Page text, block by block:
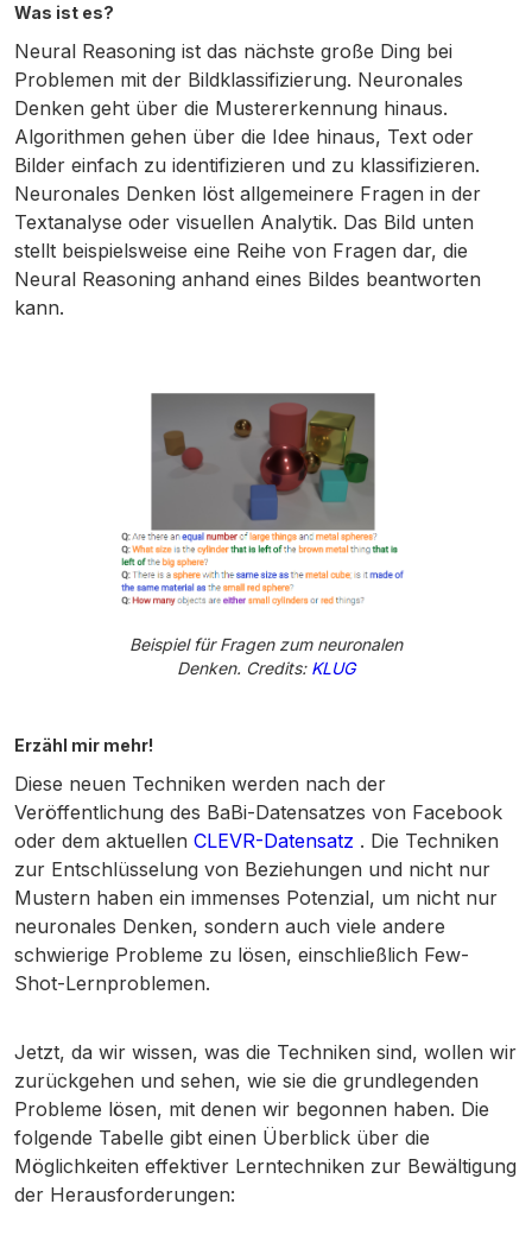
Was ist es?
Neural Reasoning ist das nächste große Ding bei
Problemen mit der Bildklassifizierung. Neuronales
Denken geht über die Mustererkennung hinaus.
Algorithmen gehen über die Idee hinaus, Text oder
Bilder einfach zu identifizieren und zu klassifizieren.
Neuronales Denken löst allgemeinere Fragen in der
Textanalyse oder visuellen Analytik. Das Bild unten
stellt beispielsweise eine Reihe von Fragen dar, die
Neural Reasoning anhand eines Bildes beantworten
kann.
Beispiel für Fragen zum neuronalen
Denken. Credits: KLUG
Erzähl mir mehr!
Diese neuen Techniken werden nach der
Veröffentlichung des BaBi-Datensatzes von Facebook
oder dem aktuellen CLEVR-Datensatz . Die Techniken
zur Entschlüsselung von Beziehungen und nicht nur
Mustern haben ein immenses Potenzial, um nicht nur
neuronales Denken, sondern auch viele andere
schwierige Probleme zu lösen, einschließlich Few-
Shot-Lernproblemen.
Jetzt, da wir wissen, was die Techniken sind, wollen wir
zurückgehen und sehen, wie sie die grundlegenden
Probleme lösen, mit denen wir begonnen haben. Die
folgende Tabelle gibt einen Überblick über die
Möglichkeiten effektiver Lerntechniken zur Bewältigung
der Herausforderungen: